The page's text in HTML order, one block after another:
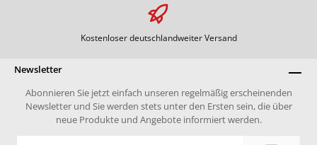
Kostenloser deutschlandweiter Versand
Newsletter
Abonnieren Sie jetzt einfach unseren regelmäßig erscheinenden
Newsletter und Sie werden stets unter den Ersten sein, die über
neue Produkte und Angebote informiert werden.